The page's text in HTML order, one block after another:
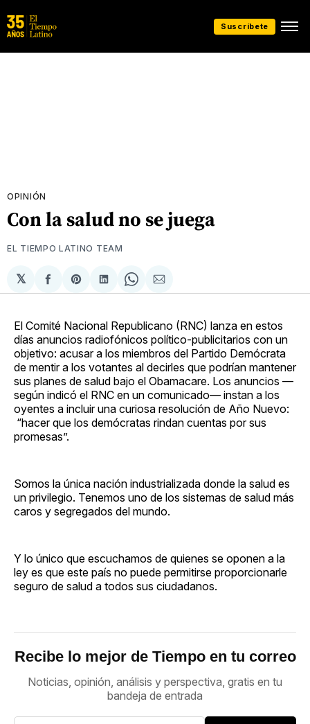
Suscríbete
OPINIÓN
Con la salud no se juega
EL TIEMPO LATINO TEAM
𝕏
Compartir
en
Share
on
Compartir
en
Share
on
Compartir
via
El Comité Nacional Republicano (RNC) lanza en estos
días anuncios radiofónicos político-publicitarios con un
objetivo: acusar a los miembros del Partido Demócrata
de mentir a los votantes al decirles que podrían mantener
sus planes de salud bajo el Obamacare. Los anuncios —
según indicó el RNC en un comunicado— instan a los
oyentes a incluir una curiosa resolución de Año Nuevo:
“hacer que los demócratas rindan cuentas por sus
promesas”.
Somos la única nación industrializada donde la salud es
un privilegio. Tenemos uno de los sistemas de salud más
caros y segregados del mundo.
Y lo único que escuchamos de quienes se oponen a la
ley es que este país no puede permitirse proporcionarle
seguro de salud a todos sus ciudadanos.
Recibe lo mejor de Tiempo en tu correo
Noticias, opinión, análisis y perspectiva, gratis en tu
bandeja de entrada